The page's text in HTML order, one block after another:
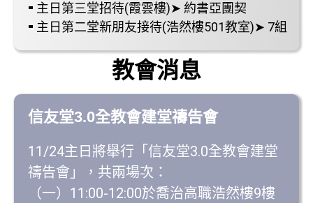
⁃ 主日第三堂招待(霞雲樓)➤ 約書亞團契
⁃ 主日第二堂新朋友接待(浩然樓501教室)➤ 7組
教會消息
信友堂3.0全教會建堂禱告會
11/24主日將舉行「信友堂3.0全教會建堂
禱告會」，共兩場次：
（一）11:00-12:00於喬治高職浩然樓9樓